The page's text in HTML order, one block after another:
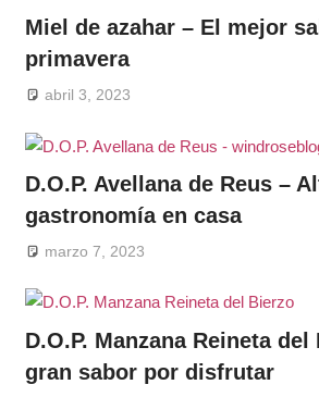
Miel de azahar – El mejor
primavera
abril 3, 2023
D.O.P. Avellana de Reus –
gastronomía en casa
marzo 7, 2023
D.O.P. Manzana Reineta del
gran sabor por disfrutar